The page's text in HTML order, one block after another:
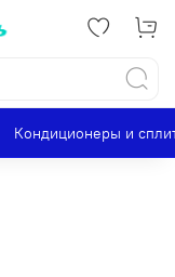
Кондиционеры и